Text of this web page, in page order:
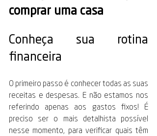
comprar uma casa
Conheça sua rotina
financeira
O primeiro passo é conhecer todas as suas
receitas e despesas. E não estamos nos
referindo apenas aos gastos fixos! É
preciso ser o mais detalhista possível
nesse momento, para verificar quais têm